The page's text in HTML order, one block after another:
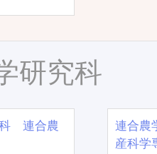
研究科
連合農
連合農
産科学